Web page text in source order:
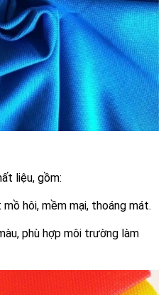
liệu, gồm:
hôi, mềm mại, thoáng mát.
phù hợp môi trường làm